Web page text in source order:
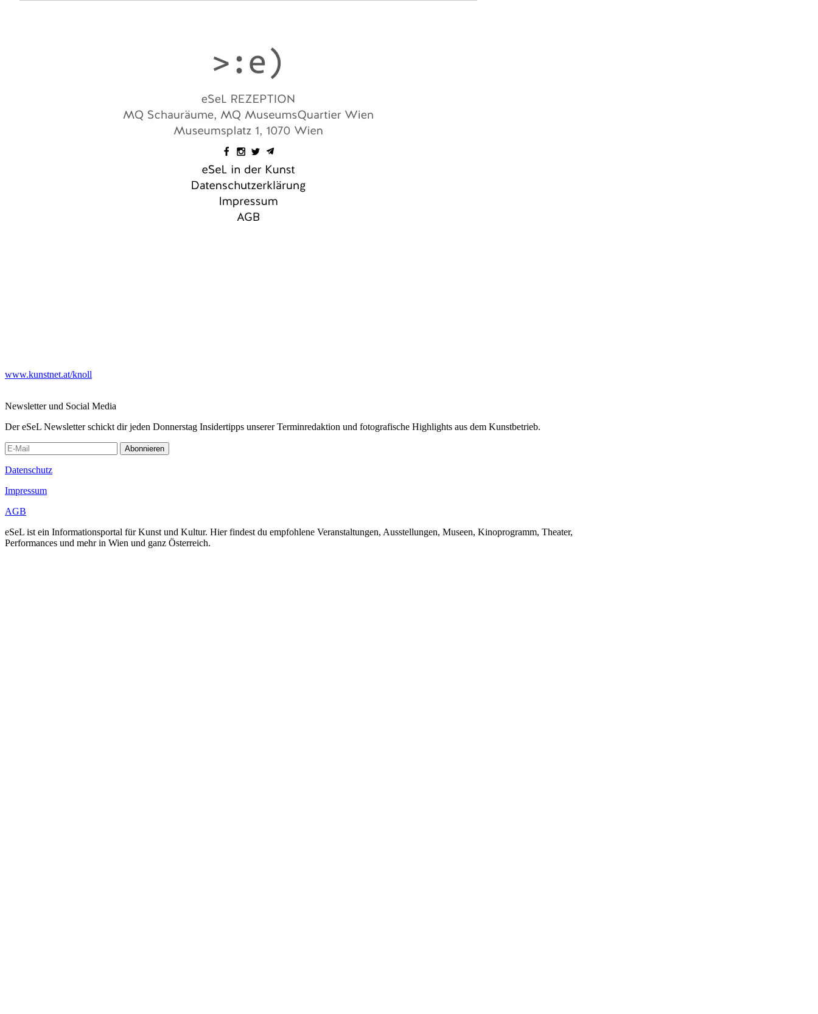
www.kunstnet.at/knoll
Newsletter und Social Media
Der eSeL Newsletter schickt dir jeden Donnerstag Insidertipps unserer Terminredaktion und fotografische Highlights aus dem Kunstbetrieb.
Abonnieren
Datenschutz
Impressum
AGB
eSeL ist ein Informationsportal für Kunst und Kultur. Hier findest du empfohlene Veranstaltungen, Ausstellungen, Museen, Kinoprogramm, Theater,
Performances und mehr in Wien und ganz Österreich.